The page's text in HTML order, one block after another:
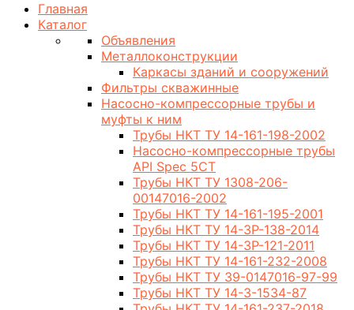
Главная
Каталог
Объявления
Металлоконструкции
Каркасы зданий и сооружений
Фильтры скважинные
Насосно-компрессорные трубы и
муфты к ним
Трубы НКТ ТУ 14-161-198-2002
Насосно-компрессорные трубы
API Spec 5CT
Трубы НКТ ТУ 1308-206-
00147016-2002
Трубы НКТ ТУ 14-161-195-2001
Трубы НКТ ТУ 14-3Р-138-2014
Трубы НКТ ТУ 14-3Р-121-2011
Трубы НКТ ТУ 14-161-232-2008
Трубы НКТ ТУ 39-0147016-97-99
Трубы НКТ ТУ 14-3-1534-87